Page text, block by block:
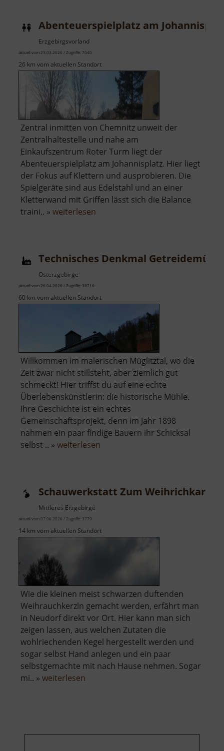
Abenteuerspielplatz am
Erzgebirgsvorland
aktuell vom 23.03.2026 / Zugriffe: 7040
26 km vom aktuellen Standort
Zentral inmitten von Chemnitz unweit der
Zentralhaltestelle und nahe am
Einkaufszentrum Roter Turm liegt der
Abenteuerspielplatz am Johannisplatz. Hier liegt
der Fokus auf Klettern und ausprobieren. Die
Spielgeräte sind aus Edelstahl und an einer
Kletterwand mit Griffen lässt sich die Balance
traini.. » weiterlesen
Technisches Denkmal
Osterzgebirge
aktuell vom 26.04.2026 / Zugriffe: 38716
60 km vom aktuellen Standort
Willkommen im malerischen Müglitztal, wo die
Zeit zwar nicht stillsteht, aber ziemlich gut
schmeckt! Hier triffst du auf eine echte
Überlebenskünstlerin: die historische Mühle.
Ihre Geschichte ist ein echtes
Gemeinschaftsprojekt, denn im Jahr 1898
nahmen ein paar findige Bauern ihr Schicksal
selbst .. » weiterlesen
Bärenhecke
Schauwerkstatt Zum Weihrichkarzl
Mittleres Erzgebirge
aktuell vom 07.06.2026 / Zugriffe: 3779
14 km vom aktuellen Standort
Wie die kleinen meist schwarzen duftenden
Weihrauchkerzln gemacht werden, erfährt man
in Neudorf direkt vor Ort. Hier kann man sich
zeigen lassen, aus welchen Zutaten die
wohlriechenden Kegel hergestellt werden und
sogar selbst Hand anlegen und ein paar
selbstgemachte mit nach Hause nehmen. Sogar
mi.. » weiterlesen